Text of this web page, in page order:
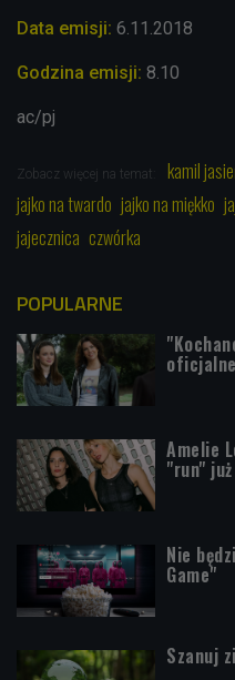
Data emisji: 6.11 .2018
Godzina emisji: 8.10
ac/pj
Zobacz więcej na temat: kamil
jajko na twardo jajko na miękko
jajecznica czwórka
POPULARNE
Amelie
"run"
Nie
Game"
Szanuj